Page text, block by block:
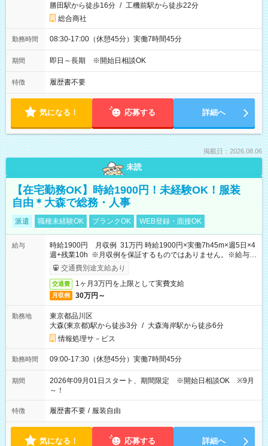
勝田駅から徒歩16分 / 工機前駅から徒歩22分
総合商社
勤務時間 08:30-17:00（休憩45分）実働7時間45分
期間 即日～長期 ※開始日相談OK
特徴 履歴書不要
気になる！ 応募する 詳細へ
掲載日：2026.08.06
未読
【在宅勤務OK】時給1900円！未経験OK！服装
自由＊大森で総務・人事
派遣 職種未経験OK ブランクOK WEB登録・面接OK
給与
時給1900円 月収例 31万円 時給1900円×実働7h45m×週5日×4
週+残業10h ※月収例を保証するものではありません。※給与即
受取りサービス利用可（利用条件有）
交通費別途支給あり
交通費 1ヶ月3万円を上限として実費支給
月収例 30万円～
勤務地
東京都品川区
大森(東京都)駅から徒歩3分 / 大森海岸駅から徒歩6分
情報処理サ－ビス
勤務時間 09:00-17:30（休憩45分）実働7時間45分
期間
2026年09月01日スタート、期間限定 ※開始日相談OK ※9月
～！
特徴 履歴書不要 / 服装自由
気になる！ 応募する 詳細へ